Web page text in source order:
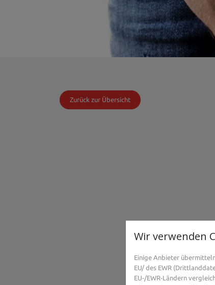
Zurück zur Übersicht
Wir verwenden
Einige Anbieter
EU/ des EWR
EU-/EWR-Ländern